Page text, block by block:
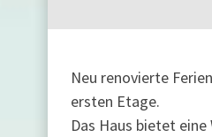
Neu renovierte
ersten Etage.
Das Haus bietet eine